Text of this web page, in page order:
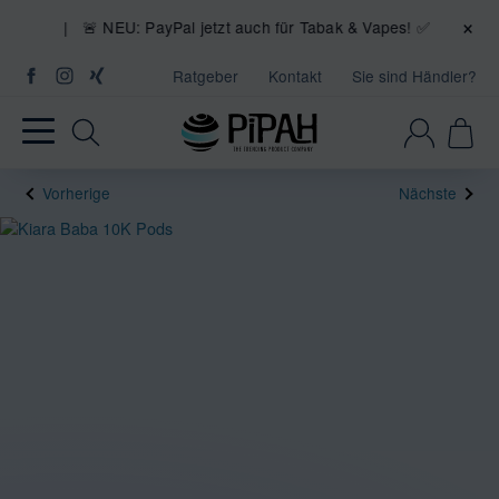
🚨 NEU: PayPal jetzt auch für Tabak & Vapes! ✅ ×
Ratgeber Kontakt Sie sind Händler?
Vorherige Nächste